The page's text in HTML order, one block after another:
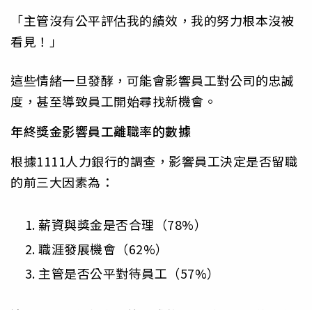
「主管沒有公平評估我的績效，我的努力根本沒被
看見！」
這些情緒一旦發酵，可能會影響員工對公司的忠誠
度，甚至導致員工開始尋找新機會。
年終獎金影響員工離職率的數據
根據1111人力銀行的調查，影響員工決定是否留職
的前三大因素為：
薪資與獎金是否合理（78%）
職涯發展機會（62%）
主管是否公平對待員工（57%）